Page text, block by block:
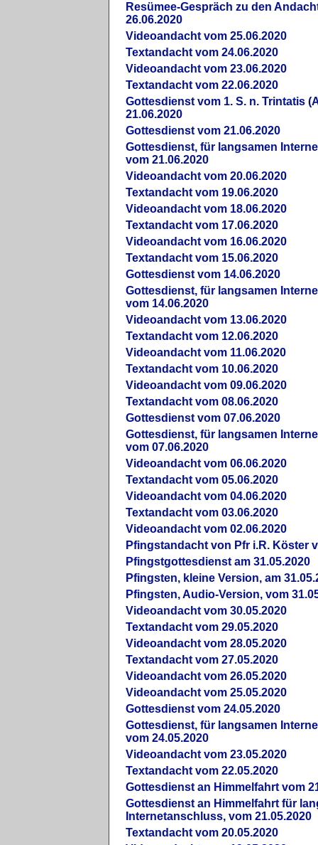
Re­sü­mee-Gespräch zu den
26.06.2020
Videoandacht vom 25.06.2020
Textandacht vom 24.06.2020
Videoandacht vom 23.06.2020
Textandacht vom 22.06.2020
Gottesdienst vom 1. S. n. Trintatis
21.06.2020
Gottesdienst vom 21.06.2020
Gottesdienst, für langsamen
vom 21.06.2020
Videoandacht vom 20.06.2020
Textandacht vom 19.06.2020
Videoandacht vom 18.06.2020
Textandacht vom 17.06.2020
Videoandacht vom 16.06.2020
Textandacht vom 15.06.2020
Gottesdienst vom 14.06.2020
Gottesdienst, für langsamen
vom 14.06.2020
Videoandacht vom 13.06.2020
Textandacht vom 12.06.2020
Videoandacht vom 11.06.2020
Textandacht vom 10.06.2020
Videoandacht vom 09.06.2020
Textandacht vom 08.06.2020
Gottesdienst vom 07.06.2020
Gottesdienst, für langsamen
vom 07.06.2020
Videoandacht vom 06.06.2020
Textandacht vom 05.06.2020
Videoandacht vom 04.06.2020
Textandacht vom 03.06.2020
Videoandacht vom 02.06.2020
Pfingstandacht von Pfr i.R. Köster
Pfingstgottesdienst am 31.05.2020
Pfingsten, kleine Version, am
Pfingsten, Audio-Version, vom
Videoandacht vom 30.05.2020
Textandacht vom 29.05.2020
Videoandacht vom 28.05.2020
Textandacht vom 27.05.2020
Videoandacht vom 26.05.2020
Videoandacht vom 25.05.2020
Gottesdienst vom 24.05.2020
Gottesdienst, für langsamen
vom 24.05.2020
Videoandacht vom 23.05.2020
Textandacht vom 22.05.2020
Gottesdienst an Himmelfahrt vom
Gottesdienst an Himmelfahrt für
Internetanschluss, vom 21.05.2020
Textandacht vom 20.05.2020